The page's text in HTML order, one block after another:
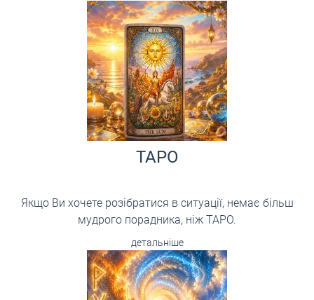
ТАРО
Якщо Ви хочете розібратися в ситуації, немає більш
мудрого порадника, ніж ТАРО.
детальніше